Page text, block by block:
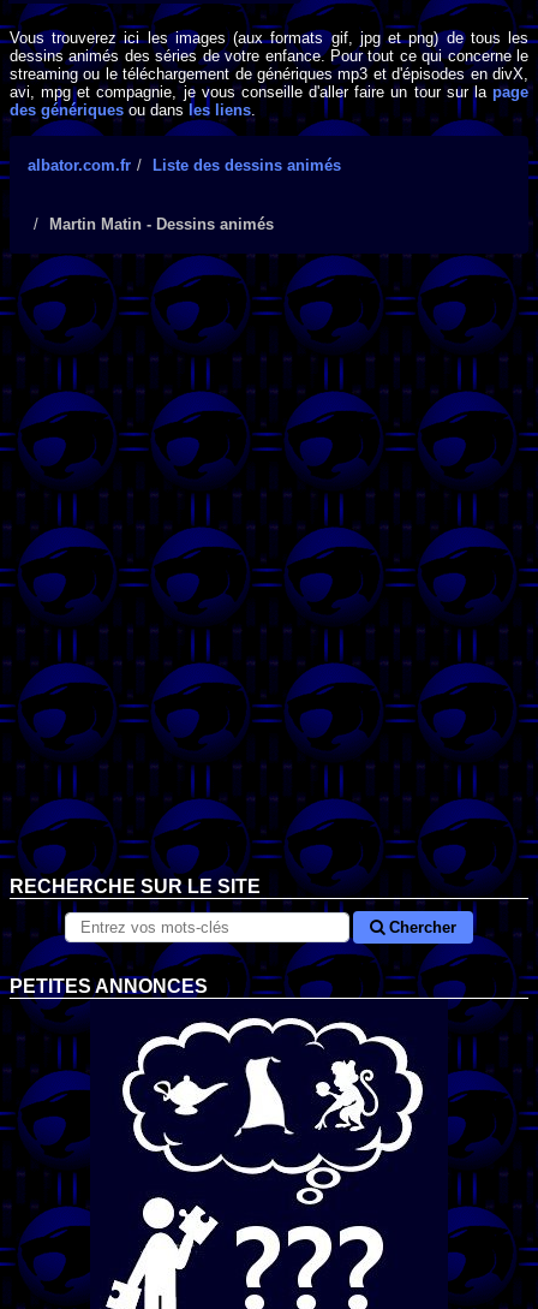
Vous trouverez ici les images (aux formats gif, jpg et png) de tous les
dessins animés des séries de votre enfance. Pour tout ce qui concerne le
streaming ou le téléchargement de génériques mp3 et d'épisodes en divX,
avi, mpg et compagnie, je vous conseille d'aller faire un tour sur la page
des génériques ou dans les liens.
albator.com.fr Liste des dessins animés
Martin Matin - Dessins animés
RECHERCHE SUR LE SITE
Chercher
PETITES ANNONCES